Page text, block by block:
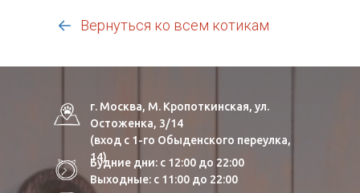
Вернуться ко всем котикам
г. Москва, М. Кропоткинская, ул.
Остоженка, 3/14
(вход с 1-го Обыденского переулка,
14)
Будние дни: с 12:00 до 22:00
Выходные: с 11:00 до 22:00